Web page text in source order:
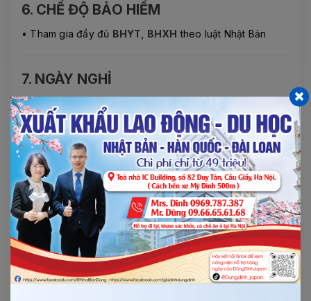
6. CHẾ ĐỘ BẢO HIỂM
• Tham gia đầy đủ BHYT, BHXH theo luật Nhật Bản
7. NGÀY NGHỈ
• Nghỉ theo lịch công ty
• Nghỉ lễ, Tết theo quy định Nhật Bản
8. CHẾ ĐỘ ĐÀO TẠO – PHÁT TRIỂN
•Được hỗ trợ học tiếng Nhật ONLINE miễn phí đến N3
• Khám sức khỏe định kỳ miễn phí tại Nhật
• Sau khi về nước:
hỗ trợ giới thiệu việc làm miễn phí
👉Đơn hàng tay nghề cao – thu nhập ổn định – môi
trường tốt